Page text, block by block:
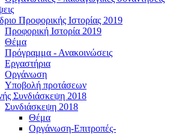
Προφορικής Ιστορίας 2019
Προφορική Ιστορία 2019
Θέμα
Πρόγραμμα - Ανακοινώσεις
Εργαστήρια
Οργάνωση
Υποβολή προτάσεων
Συνδιάσκεψη 2018
Συνδιάσκεψη 2018
Θέμα
Οργάνωση-Επιτροπές-